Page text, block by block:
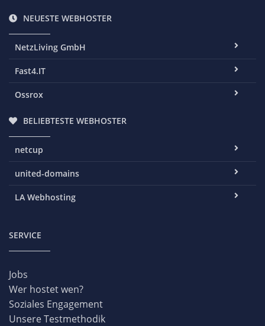
NEUESTE WEBHOSTER
NetzLiving GmbH
Fast4.IT
Ossrox
BELIEBTESTE WEBHOSTER
netcup
united-domains
LA Webhosting
SERVICE
Jobs
Wer hostet wen?
Soziales Engagement
Unsere Testmethodik